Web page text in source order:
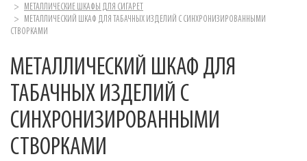
МЕТАЛЛИЧЕСКИЕ ШКАФЫ ДЛЯ СИГАРЕТ
МЕТАЛЛИЧЕСКИЙ ШКАФ ДЛЯ ТАБАЧНЫХ ИЗДЕЛИЙ С СИНХРОНИЗИРОВАННЫМИ
СТВОРКАМИ
МЕТАЛЛИЧЕСКИЙ ШКАФ ДЛЯ
ТАБАЧНЫХ ИЗДЕЛИЙ С
СИНХРОНИЗИРОВАННЫМИ
СТВОРКАМИ